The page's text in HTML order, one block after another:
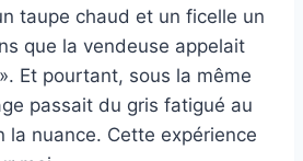
taupe chaud et un ficelle un
que la vendeuse appelait
Et pourtant, sous la même
passait du gris fatigué au
la nuance. Cette expérience